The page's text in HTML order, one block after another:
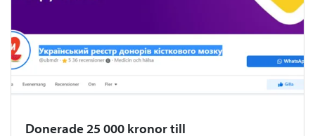
Donerade 25 000 kronor till